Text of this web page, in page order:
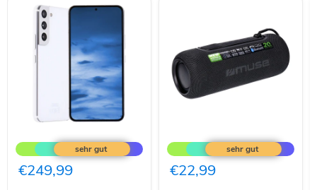
Galaxy
S22
5G
Dual-
€249,99
M-
780BT
Lautsprecher
Bluetooth
€22,99